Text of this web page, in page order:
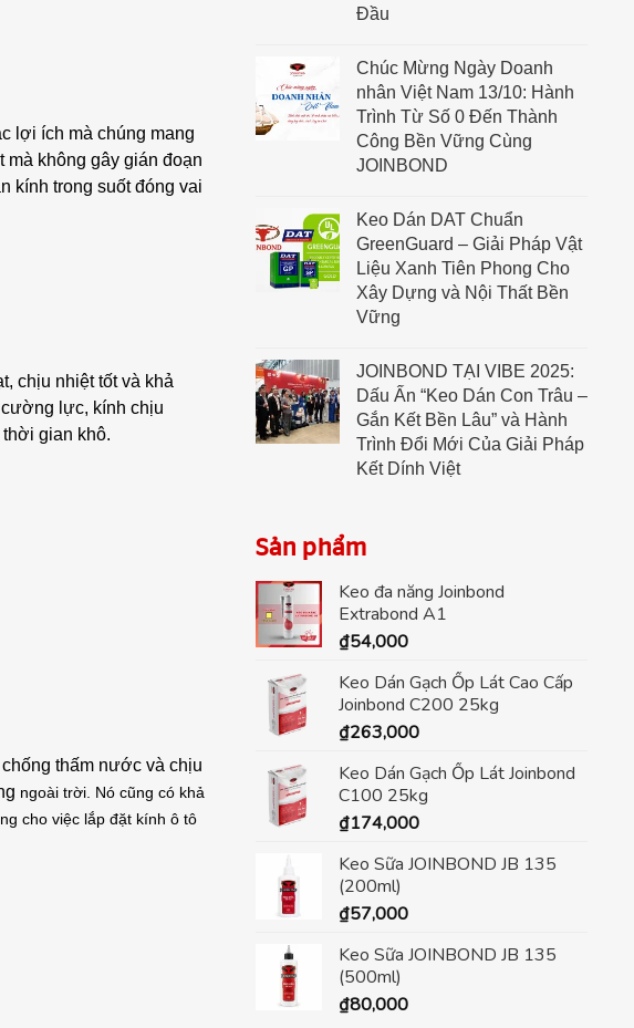
lợi ích mà chúng mang
mà không gây gián đoạn
kính trong suốt đóng vai
chịu nhiệt tốt và khả
lực, kính chịu
gian khô.
thấm nước và chịu
ngoài trời. Nó cũng có khả
cho việc lắp đặt kính ô tô
Đầu
Chúc Mừng Ngày Doanh
nhân Việt Nam 13/10: Hành
Trình Từ Số 0 Đến Thành
Công Bền Vững Cùng
JOINBOND
Keo Dán DAT Chuẩn
GreenGuard – Giải Pháp Vật
Liệu Xanh Tiên Phong Cho
Xây Dựng và Nội Thất Bền
Vững
JOINBOND TẠI VIBE 2025:
Dấu Ấn “Keo Dán Con Trâu –
Gắn Kết Bền Lâu” và Hành
Trình Đổi Mới Của Giải Pháp
Kết Dính Việt
Sản phẩm
Keo đa năng Joinbond
Extrabond A1
₫54,000
Keo Dán Gạch Ốp Lát Cao Cấp
Joinbond C200 25kg
₫263,000
Keo Dán Gạch Ốp Lát Joinbond
C100 25kg
₫174,000
Keo Sữa JOINBOND JB 135
(200ml)
₫57,000
Keo Sữa JOINBOND JB 135
(500ml)
₫80,000